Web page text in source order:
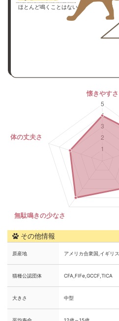
ほとんど鳴くことはない
その他情報
原産地 アメリカ合衆国,イギリス
猫種公認団体 CFA,FIFe,GCCF,TICA
大きさ 中型